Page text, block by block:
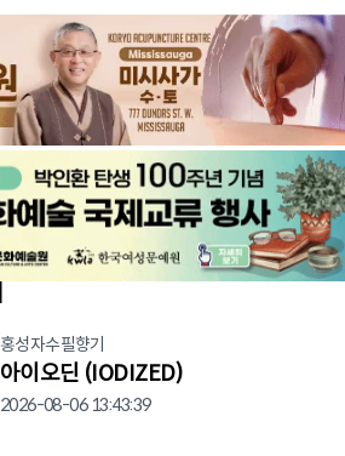
홍성자수필향기
아이오딘 (IODIZED)
2026-08-06 13:43:39